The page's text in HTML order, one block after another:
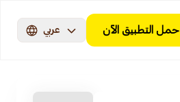
حمل التطبيق الآن عربي